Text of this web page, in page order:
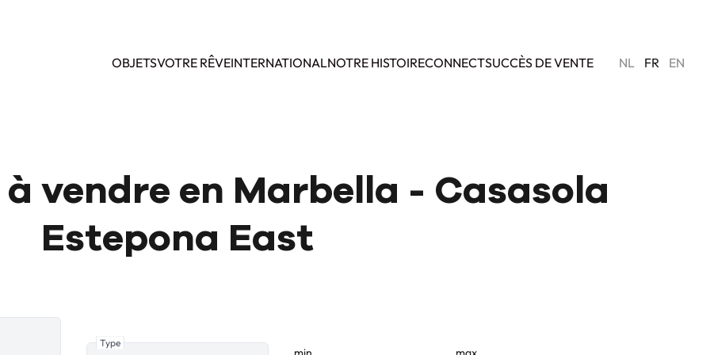
OBJETSVOTRE RÊVEINTERNATIONALNOTRE HISTOIRECONNECTSUCCÈS DE VENTE NL FR EN
vendre en Marbella - Casasola
Estepona East
Type